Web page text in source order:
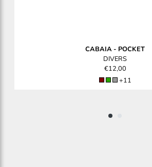
CABAIA- POCKET
DIVERS
€12,00
+11